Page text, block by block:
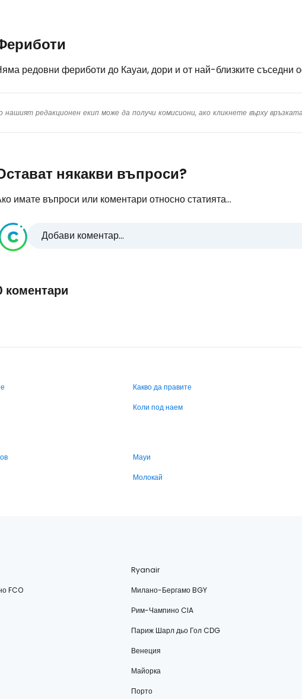
редовни фериботи до Кауаи, дори и от най-близките съседни
редакционен екип може да получи комисиони, ако кликнете върху
някакви въпроси?
имате въпроси или коментари относно статията...
Добави коментар...
коментари
Какво да правите
Коли под наем
Мауи
Молокай
Ryanair
FCO
Милано-Бергамо BGY
Рим-Чампино CIA
Париж Шарл дьо Гол CDG
Венеция
Майорка
Порто